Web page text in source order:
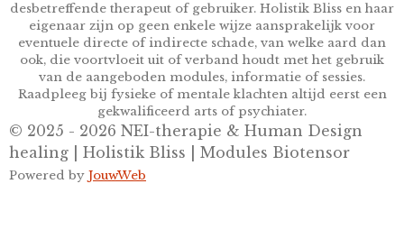
desbetreffende therapeut of gebruiker. Holistik Bliss en haar
eigenaar zijn op geen enkele wijze aansprakelijk voor
eventuele directe of indirecte schade, van welke aard dan
ook, die voortvloeit uit of verband houdt met het gebruik
van de aangeboden modules, informatie of sessies.
Raadpleeg bij fysieke of mentale klachten altijd eerst een
gekwalificeerd arts of psychiater.
© 2025 - 2026 NEI-therapie & Human Design
healing | Holistik Bliss | Modules Biotensor
Powered by JouwWeb